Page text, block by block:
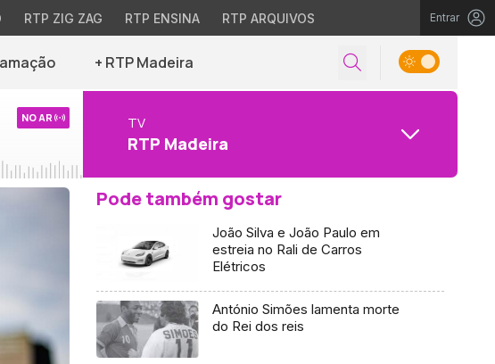
RTP ZIG ZAG RTP ENSINA RTP ARQUIVOS Entrar
+ RTP Madeira
NO AR TV
RTP Madeira
Pode também gostar
João Silva e João Paulo em
estreia no Rali de Carros
Elétricos
António Simões lamenta morte
do Rei dos reis